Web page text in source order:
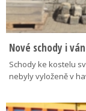
Nové schody i
Schody ke kostelu
nebyly vyloženě v